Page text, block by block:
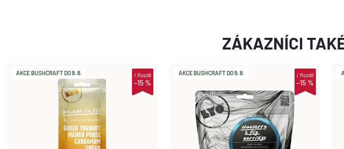
ZÁKAZNÍCI
AKCE BUSHCRAFT DO 9. 8.
–15 %
iRozdíl AKCE BUSHCRAFT DO 9. 8.
–15 %
iRozdíl